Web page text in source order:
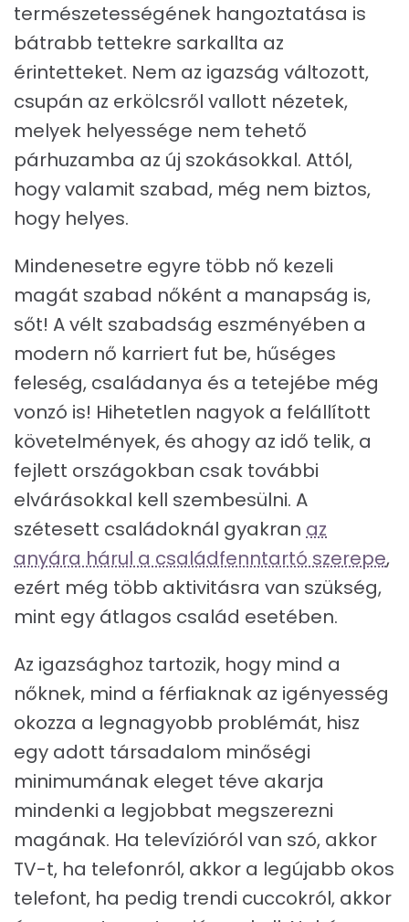
természetességének hangoztatása is
bátrabb tettekre sarkallta az
érintetteket. Nem az igazság változott,
csupán az erkölcsről vallott nézetek,
melyek helyessége nem tehető
párhuzamba az új szokásokkal. Attól,
hogy valamit szabad, még nem biztos,
hogy helyes.
Mindenesetre egyre több nő kezeli
magát szabad nőként a manapság is,
sőt! A vélt szabadság eszményében a
modern nő karriert fut be, hűséges
feleség, családanya és a tetejébe még
vonzó is! Hihetetlen nagyok a felállított
követelmények, és ahogy az idő telik, a
fejlett országokban csak további
elvárásokkal kell szembesülni. A
szétesett családoknál gyakran az
anyára hárul a családfenntartó szerepe,
ezért még több aktivitásra van szükség,
mint egy átlagos család esetében.
Az igazsághoz tartozik, hogy mind a
nőknek, mind a férfiaknak az igényesség
okozza a legnagyobb problémát, hisz
egy adott társadalom minőségi
minimumának eleget téve akarja
mindenki a legjobbat megszerezni
magának. Ha televízióról van szó, akkor
TV-t, ha telefonról, akkor a legújabb okos
telefont, ha pedig trendi cuccokról, akkor